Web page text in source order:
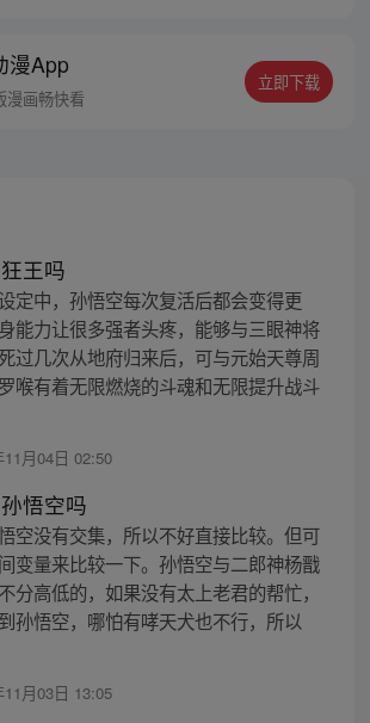
六十年后，他再次破石而出，背负着守
人的希望和信念打败了妖怪大道的霸
漫App
漫画畅快看
立即下载
王吗
定中，孙悟空每次复活后都会变得更
能力让很多强者头疼，能够与三眼神将
过几次从地府归来后，可与元始天尊周
喉有着无限燃烧的斗魂和无限提升战斗
11月04日 02:50
悟空吗
空没有交集，所以不好直接比较。但可
变量来比较一下。孙悟空与二郎神杨戬
分高低的，如果没有太上老君的帮忙，
孙悟空，哪怕有哮天犬也不行，所以
11月03日 13:05